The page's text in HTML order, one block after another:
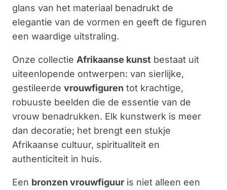
glans van het materiaal benadrukt de
elegantie van de vormen en geeft de figuren
een waardige uitstraling.
Onze collectie Afrikaanse kunst bestaat uit
uiteenlopende ontwerpen: van sierlijke,
gestileerde vrouwfiguren tot krachtige,
robuuste beelden die de essentie van de
vrouw benadrukken. Elk kunstwerk is meer
dan decoratie; het brengt een stukje
Afrikaanse cultuur, spiritualiteit en
authenticiteit in huis.
Een bronzen vrouwfiguur is niet alleen een